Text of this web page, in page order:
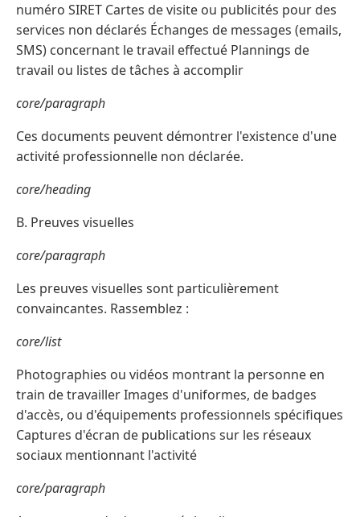
numéro SIRET Cartes de visite ou publicités pour des
services non déclarés Échanges de messages (emails,
SMS) concernant le travail effectué Plannings de
travail ou listes de tâches à accomplir
core/paragraph
Ces documents peuvent démontrer l'existence d'une
activité professionnelle non déclarée.
core/heading
B. Preuves visuelles
core/paragraph
Les preuves visuelles sont particulièrement
convaincantes. Rassemblez :
core/list
Photographies ou vidéos montrant la personne en
train de travailler Images d'uniformes, de badges
d'accès, ou d'équipements professionnels spécifiques
Captures d'écran de publications sur les réseaux
sociaux mentionnant l'activité
core/paragraph